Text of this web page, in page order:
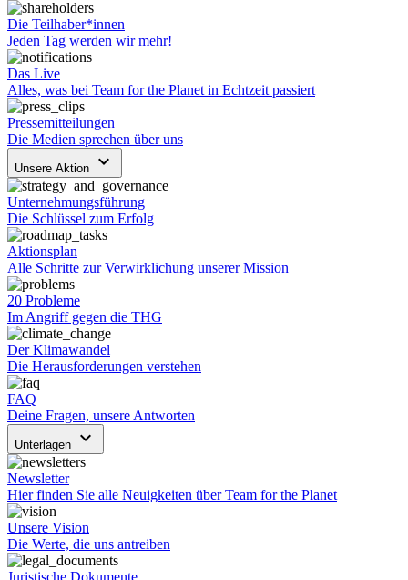
Die Teilhaber*innen
Jeden Tag werden wir mehr!
Das Live
Alles, was bei Team for the Planet in Echtzeit passiert
Pressemitteilungen
Die Medien sprechen über uns
Unsere Aktion keyboard_arrow_down
Unternehmungsführung
Die Schlüssel zum Erfolg
Aktionsplan
Alle Schritte zur Verwirklichung unserer Mission
20 Probleme
Im Angriff gegen die THG
Der Klimawandel
Die Herausforderungen verstehen
FAQ
Deine Fragen, unsere Antworten
Unterlagen keyboard_arrow_down
Newsletter
Hier finden Sie alle Neuigkeiten über Team for the Planet
Unsere Vision
Die Werte, die uns antreiben
Juristische Dokumente